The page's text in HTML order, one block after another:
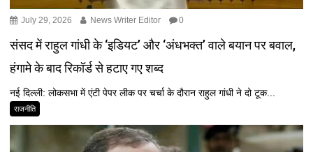
July 29, 2026 News Writer Editor 0
संसद में राहुल गांधी के ‘इडियट’ और ‘अंधभक्त’ वाले बयान पर बवाल,
हंगामे के बाद रिकॉर्ड से हटाए गए शब्द
नई दिल्ली: लोकसभा में एंटी पेपर लीक पर चर्चा के दौरान राहुल गांधी ने दो टूक...
राजनीति